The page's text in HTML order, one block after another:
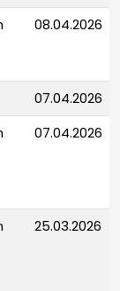
08.04.2026
07.04.2026
07.04.2026
25.03.2026